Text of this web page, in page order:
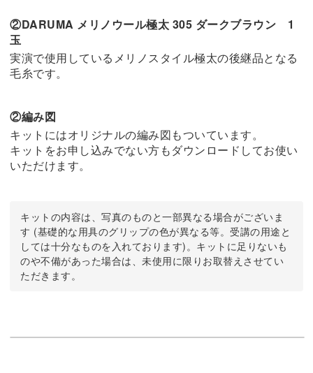
②DARUMA メリノウール極太 305 ダークブラウン 1
玉
実演で使用しているメリノスタイル極太の後継品となる
毛糸です。
②編み図
キットにはオリジナルの編み図もついています。
キットをお申し込みでない方もダウンロードしてお使い
いただけます。
キットの内容は、写真のものと一部異なる場合がございま
す (基礎的な用具のグリップの色が異なる等。受講の用途と
しては十分なものを入れております)。キットに足りないも
のや不備があった場合は、未使用に限りお取替えさせてい
ただきます。